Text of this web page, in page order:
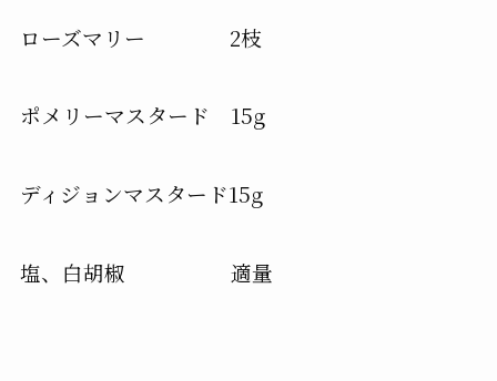
ローズマリー 2枝
ポメリーマスタード 15g
ディジョンマスタード15g
塩、 白胡椒 適量